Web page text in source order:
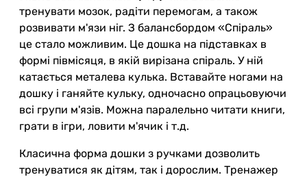
тренувати мозок, радіти перемогам, а також
розвивати м'язи ніг. З балансбордом «Спіраль»
це стало можливим. Це дошка на підставках в
формі півмісяця, в якій вирізана спіраль. У ній
катається металева кулька. Вставайте ногами на
дошку і ганяйте кульку, одночасно опрацьовуючи
всі групи м'язів. Можна паралельно читати книги,
грати в ігри, ловити м'ячик і т.д.
Класична форма дошки з ручками дозволить
тренуватися як дітям, так і дорослим. Тренажер